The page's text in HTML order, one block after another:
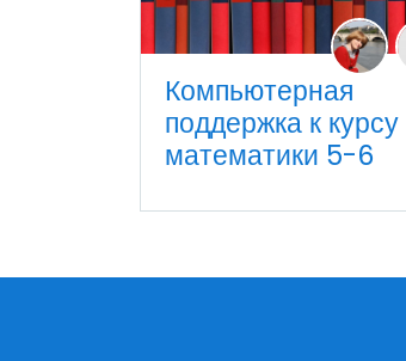
Компьютерная
поддержка к курсу
математики 5-6